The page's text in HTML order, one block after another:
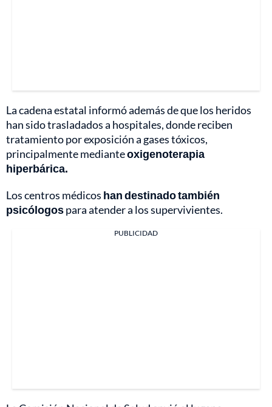
La cadena estatal informó además de que los heridos
han sido trasladados a hospitales, donde reciben
tratamiento por exposición a gases tóxicos,
principalmente medianteoxigenoterapia
hiperbárica.
Los centros médicos han destinado también
psicólogospara atender a los supervivientes.
PUBLICIDAD